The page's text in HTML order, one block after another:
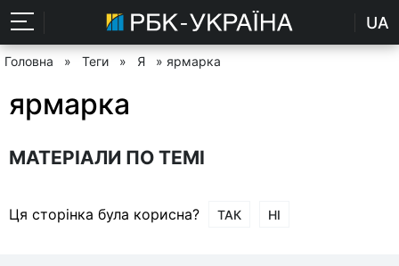
UA
Головна » Теги » Я » ярмарка
ярмарка
МАТЕРІАЛИ ПО ТЕМІ
Ця сторінка була корисна? ТАК НІ